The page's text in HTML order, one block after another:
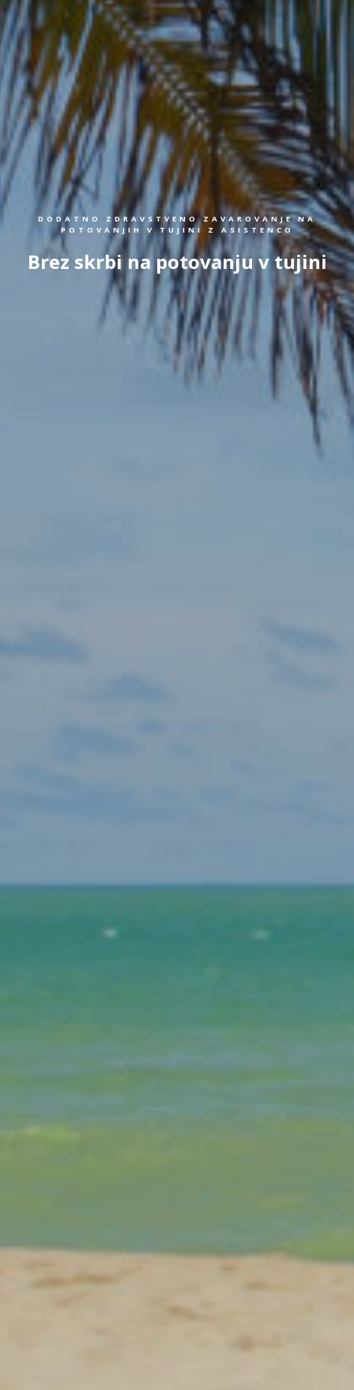
DODATNO ZDRAVSTVENO ZAVAROVANJE NA
POTOVANJIH V TUJINI Z ASISTENCO
Brez skrbi na potovanju v tujini